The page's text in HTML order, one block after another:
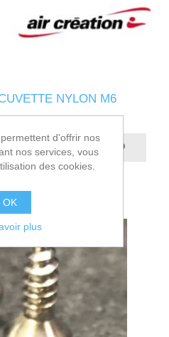
NYLON M6
d'offrir nos
nos services, vous
des cookies.
OK
plus